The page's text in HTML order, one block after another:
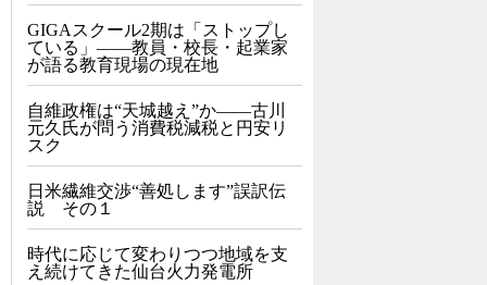
GIGAスクール2期は「ストップし
ている」——教員・校長・起業家
が語る教育現場の現在地
自維政権は“天城越え”か――古川
元久氏が問う消費税減税と円安リ
スク
日米繊維交渉“善処します”誤訳伝
説 その１
時代に応じて変わりつつ地域を支
え続けてきた仙台火力発電所